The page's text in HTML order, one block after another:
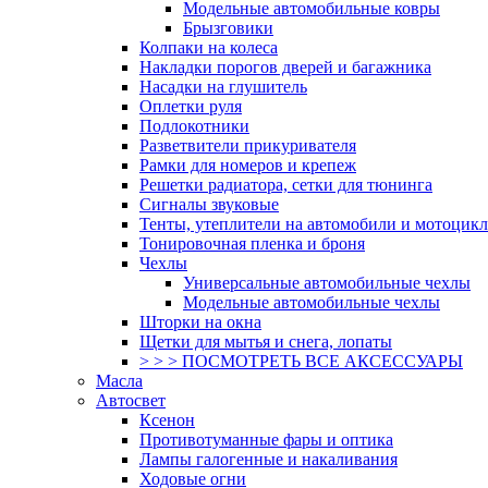
Модельные автомобильные ковры
Брызговики
Колпаки на колеса
Накладки порогов дверей и багажника
Насадки на глушитель
Оплетки руля
Подлокотники
Разветвители прикуривателя
Рамки для номеров и крепеж
Решетки радиатора, сетки для тюнинга
Сигналы звуковые
Тенты, утеплители на автомобили и
Тонировочная пленка и броня
Чехлы
Универсальные автомобильные чехлы
Модельные автомобильные чехлы
Шторки на окна
Щетки для мытья и снега, лопаты
> > > ПОСМОТРЕТЬ ВСЕ АКСЕССУАРЫ
Масла
Автосвет
Ксенон
Противотуманные фары и оптика
Лампы галогенные и накаливания
Ходовые огни